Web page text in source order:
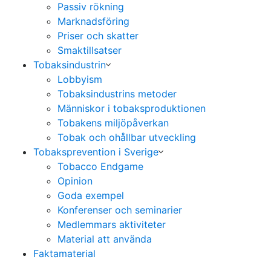
Passiv rökning
Marknadsföring
Priser och skatter
Smaktillsatser
Tobaksindustrin
Lobbyism
Tobaksindustrins metoder
Människor i tobaksproduktionen
Tobakens miljöpåverkan
Tobak och ohållbar utveckling
Tobaksprevention i Sverige
Tobacco Endgame
Opinion
Goda exempel
Konferenser och seminarier
Medlemmars aktiviteter
Material att använda
Faktamaterial